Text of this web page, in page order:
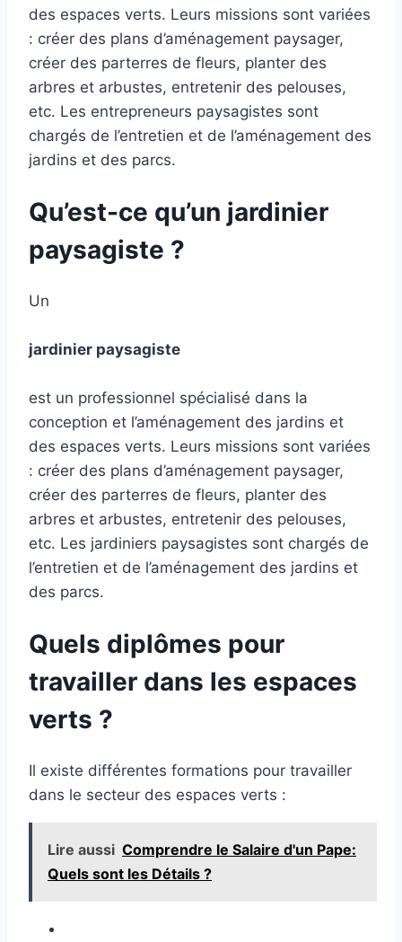
des espaces verts. Leurs missions sont variées
: créer des plans d’aménagement paysager,
créer des parterres de fleurs, planter des
arbres et arbustes, entretenir des pelouses,
etc. Les entrepreneurs paysagistes sont
chargés de l’entretien et de l’aménagement des
jardins et des parcs.
Qu’est-ce qu’un jardinier
paysagiste ?
Un
jardinier paysagiste
est un professionnel spécialisé dans la
conception et l’aménagement des jardins et
des espaces verts. Leurs missions sont variées
: créer des plans d’aménagement paysager,
créer des parterres de fleurs, planter des
arbres et arbustes, entretenir des pelouses,
etc. Les jardiniers paysagistes sont chargés de
l’entretien et de l’aménagement des jardins et
des parcs.
Quels diplômes pour
travailler dans les espaces
verts ?
Il existe différentes formations pour travailler
dans le secteur des espaces verts :
Lire aussi Comprendre le Salaire d'un Pape:
Quels sont les Détails ?